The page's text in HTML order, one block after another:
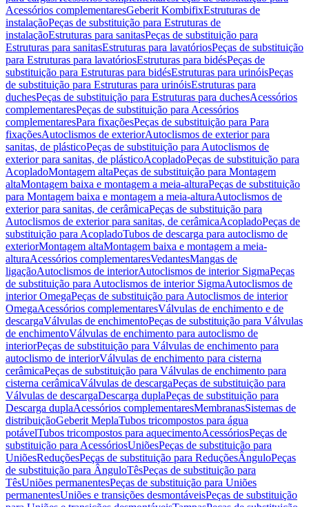
Acessórios complementaresGeberit KombifixEstruturas de
instalaçãoPeças de substituição para Estruturas de
instalaçãoEstruturas para sanitasPeças de substituição para
Estruturas para sanitasEstruturas para lavatóriosPeças de substituição
para Estruturas para lavatóriosEstruturas para bidésPeças de
substituição para Estruturas para bidésEstruturas para urinóisPeças
de substituição para Estruturas para urinóisEstruturas para
duchesPeças de substituição para Estruturas para duchesAcessórios
complementaresPeças de substituição para Acessórios
complementaresPara fixaçõesPeças de substituição para Para
fixaçõesAutoclismos de exteriorAutoclismos de exterior para
sanitas, de plásticoPeças de substituição para Autoclismos de
exterior para sanitas, de plásticoAcopladoPeças de substituição para
AcopladoMontagem altaPeças de substituição para Montagem
altaMontagem baixa e montagem a meia-alturaPeças de substituição
para Montagem baixa e montagem a meia-alturaAutoclismos de
exterior para sanitas, de cerâmicaPeças de substituição para
Autoclismos de exterior para sanitas, de cerâmicaAcopladoPeças de
substituição para AcopladoTubos de descarga para autoclismo de
exteriorMontagem altaMontagem baixa e montagem a meia-
alturaAcessórios complementaresVedantesMangas de
ligaçãoAutoclismos de interiorAutoclismos de interior SigmaPeças
de substituição para Autoclismos de interior SigmaAutoclismos de
interior OmegaPeças de substituição para Autoclismos de interior
OmegaAcessórios complementaresVálvulas de enchimento e de
descargaVálvulas de enchimentoPeças de substituição para Válvulas
de enchimentoVálvulas de enchimento para autoclismo de
interiorPeças de substituição para Válvulas de enchimento para
autoclismo de interiorVálvulas de enchimento para cisterna
cerâmicaPeças de substituição para Válvulas de enchimento para
cisterna cerâmicaVálvulas de descargaPeças de substituição para
Válvulas de descargaDescarga duplaPeças de substituição para
Descarga duplaAcessórios complementaresMembranasSistemas de
distribuiçãoGeberit MeplaTubos tricompostos para água
potávelTubos tricompostos para aquecimentoAcessóriosPeças de
substituição para AcessóriosUniõesPeças de substituição para
UniõesReduçõesPeças de substituição para ReduçõesÂnguloPeças
de substituição para ÂnguloTêsPeças de substituição para
TêsUniões permanentesPeças de substituição para Uniões
permanentesUniões e transições desmontáveisPeças de substituição